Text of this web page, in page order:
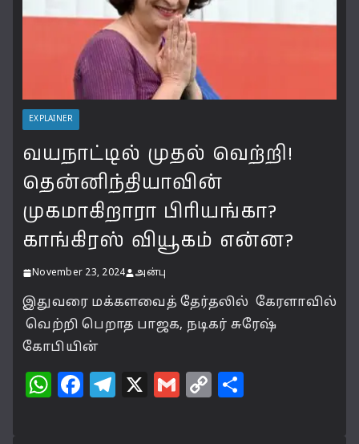
EXPLAINER
வயநாட்டில் முதல் வெற்றி!
தென்னிந்தியாவின்
முகமாகிறாரா பிரியங்கா?
காங்கிரஸ் வியூகம் என்ன?
November 23, 2024 அன்பு
இதுவரை மக்களவைத் தேர்தலில் கேரளாவில்
வெற்றி பெறாத பாஜக, நடிகர் சுரேஷ்
கோபியின்
W F
T
X
G
C